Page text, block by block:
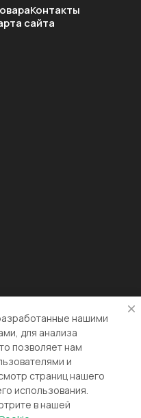
Контакты
сайта
нашими
для анализа
позволяет нам
и
страниц нашего
использования.
в нашей